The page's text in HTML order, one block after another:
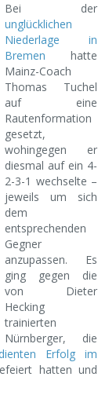
Bei der
unglücklichen
Niederlage in
Bremen hatte
Mainz-Coach
Thomas Tuchel
auf eine
Rautenformation
gesetzt,
wohingegen er
diesmal auf ein 4-
2-3-1 wechselte –
jeweils um sich
dem
entsprechenden
Gegner
anzupassen. Es
ging gegen die
von Dieter
Hecking
trainierten
Nürnberger, die
Erfolg im
hatten und